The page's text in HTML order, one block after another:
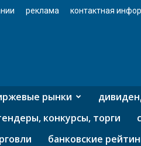
реклама контактная
рынки
конкурсы, торги
банковские